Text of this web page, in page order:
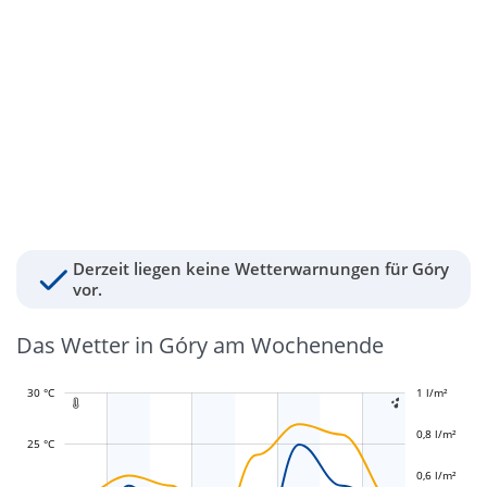
Derzeit liegen keine Wetterwarnungen für Góry
vor.
Das Wetter in Góry am Wochenende
 
30 °C
25 °C
-0,4 l/m²
-0,2 l/m²
0,6 l/m²
0,8 l/m²
1 l/m²
1,2 l/m²